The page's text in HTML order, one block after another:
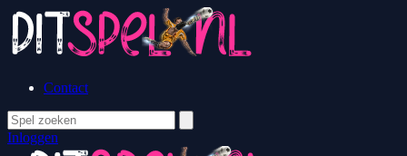
Contact
Inloggen